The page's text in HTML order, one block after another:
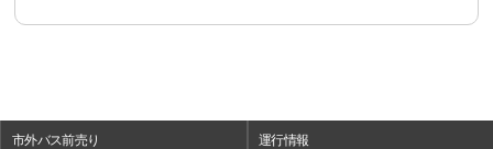
市外バス前売り 運行情報